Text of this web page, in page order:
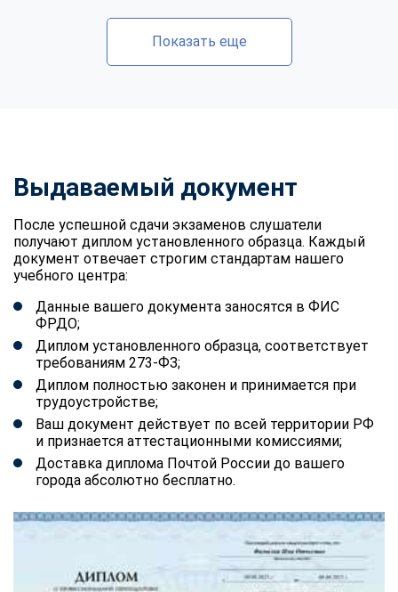
Показать еще
Выдаваемый документ
После успешной сдачи экзаменов слушатели
получают диплом установленного образца. Каждый
документ отвечает строгим стандартам нашего
учебного центра:
Данные вашего документа заносятся в ФИС
ФРДО;
Диплом установленного образца, соответствует
требованиям 273-ФЗ;
Диплом полностью законен и принимается при
трудоустройстве;
Ваш документ действует по всей территории РФ
и признается аттестационными комиссиями;
Доставка диплома Почтой России до вашего
города абсолютно бесплатно.